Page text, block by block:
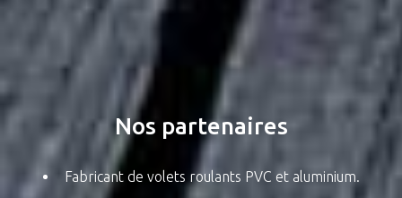
Nos partenaires
Fabricant de volets roulants PVC et aluminium.